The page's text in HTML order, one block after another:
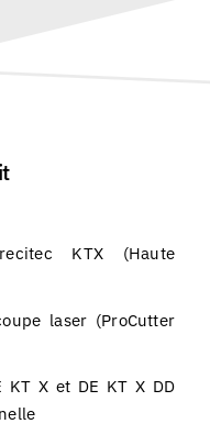
KTX (Haute
laser (ProCutter
KT X et DE KT X DD